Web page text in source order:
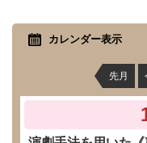
カレンダー表示
先月